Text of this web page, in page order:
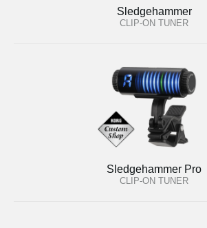
Sledgehammer
CLIP-ON TUNER
Sledgehammer Pro
CLIP-ON TUNER